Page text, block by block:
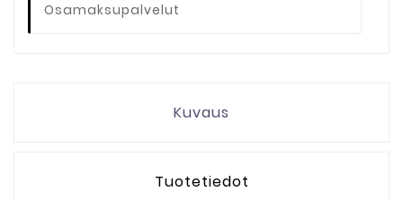
Osamaksupalvelut
Kuvaus
Tuotetiedot